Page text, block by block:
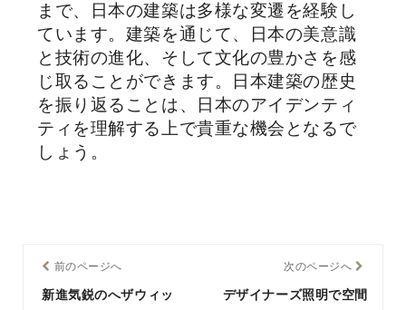
まで、日本の建築は多様な変遷を経験し
ています。建築を通じて、日本の美意識
と技術の進化、そして文化の豊かさを感
じ取ることができます。日本建築の歴史
を振り返ることは、日本のアイデンティ
ティを理解する上で貴重な機会となるで
しょう。
前のページへ
新進気鋭のへザウィッ
次のページへ
デザイナーズ照明で空間